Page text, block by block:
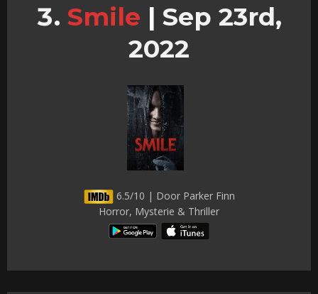
Smile | Sep 23rd,
2022
6.5/10 | Door Parker Finn
Horror, Mysterie & Thriller